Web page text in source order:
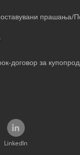
прашања/
договор за
LinkedIn